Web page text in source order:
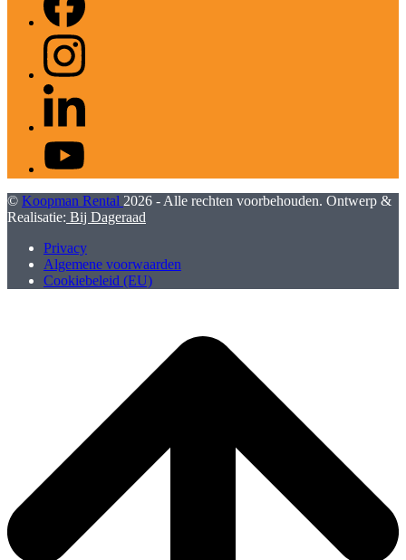
Instagram
© Koopman Rental 2026 - Alle rechten voorbehouden. Ontwerp &
Realisatie: Bij Dageraad
Privacy
Algemene voorwaarden
Cookiebeleid (EU)